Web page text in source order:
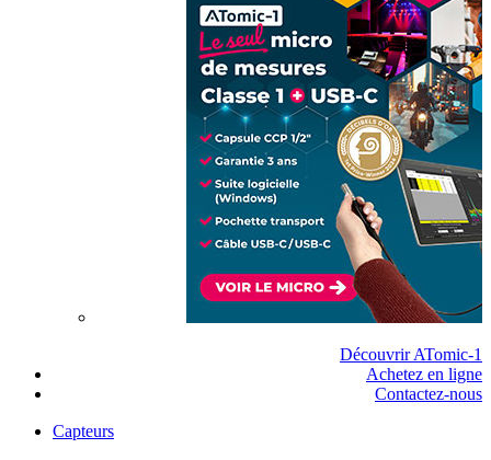
Découvrir ATomic-1
Achetez en ligne
Contactez-nous
Capteurs